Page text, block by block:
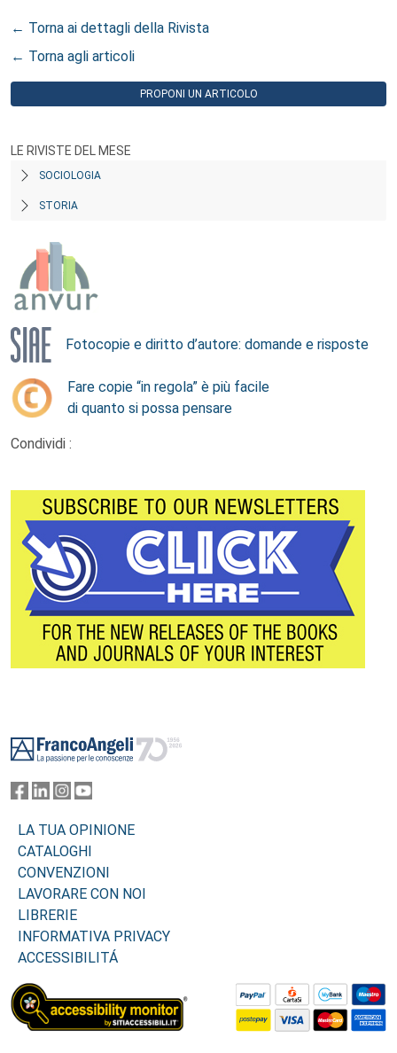
← Torna ai dettagli della Rivista
← Torna agli articoli
PROPONI UN ARTICOLO
LE RIVISTE DEL MESE
SOCIOLOGIA
STORIA
Fotocopie e diritto d’autore: domande e risposte
Fare copie “in regola” è più facile
di quanto si possa pensare
Condividi :
LA TUA OPINIONE
CATALOGHI
CONVENZIONI
LAVORARE CON NOI
LIBRERIE
INFORMATIVA PRIVACY
ACCESSIBILITÁ